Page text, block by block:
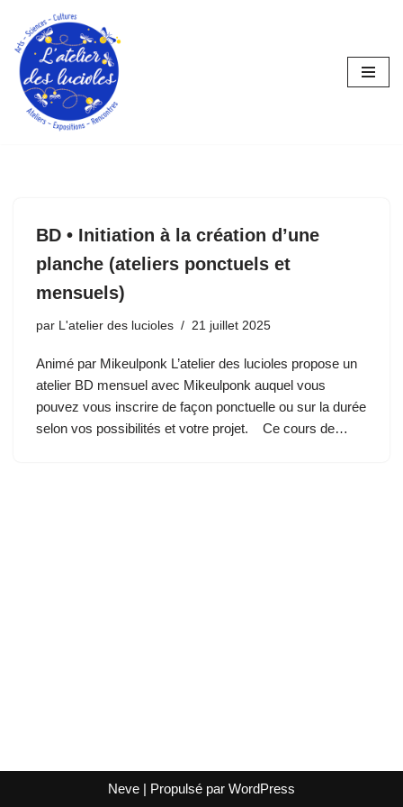
Aller
au
contenu
BD • Initiation à la création d’une
planche (ateliers ponctuels et
mensuels)
par L'atelier des lucioles 21 juillet 2025
Animé par Mikeulponk L’atelier des lucioles propose un
atelier BD mensuel avec Mikeulponk auquel vous
pouvez vous inscrire de façon ponctuelle ou sur la durée
selon vos possibilités et votre projet. Ce cours de…
Neve | Propulsé par WordPress